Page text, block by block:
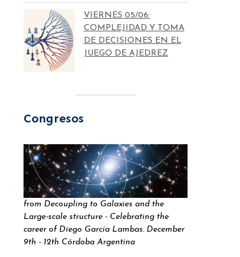
VIERNES 05/06:
COMPLEJIDAD Y TOMA
DE DECISIONES EN EL
JUEGO DE AJEDREZ
Congresos
from Decoupling to Galaxies and the
Large-scale structure - Celebrating the
career of Diego García Lambas. December
9th - 12th Córdoba Argentina